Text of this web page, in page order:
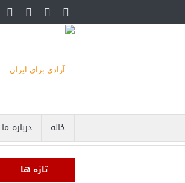
خانه درباره ما
تازه ها